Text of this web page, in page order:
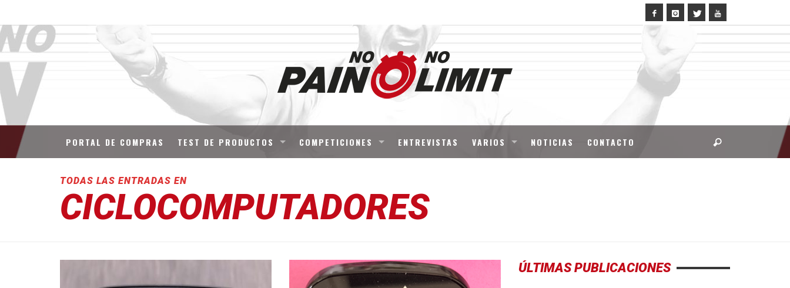
PORTAL DE COMPRAS TEST DE PRODUCTOS COMPETICIONES ENTREVISTAS VARIOS NOTICIAS CONTACTO
TODAS LAS ENTRADAS EN
CICLOCOMPUTADORES
ÚLTIMAS PUBLICACIONES